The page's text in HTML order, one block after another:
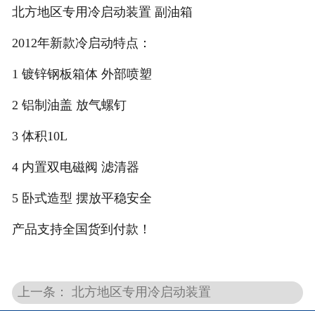
北方地区专用冷启动装置 副油箱
2012年新款冷启动特点：
1 镀锌钢板箱体 外部喷塑
2 铝制油盖 放气螺钉
3 体积10L
4 内置双电磁阀 滤清器
5 卧式造型 摆放平稳安全
产品支持全国货到付款！
上一条： 北方地区专用冷启动装置